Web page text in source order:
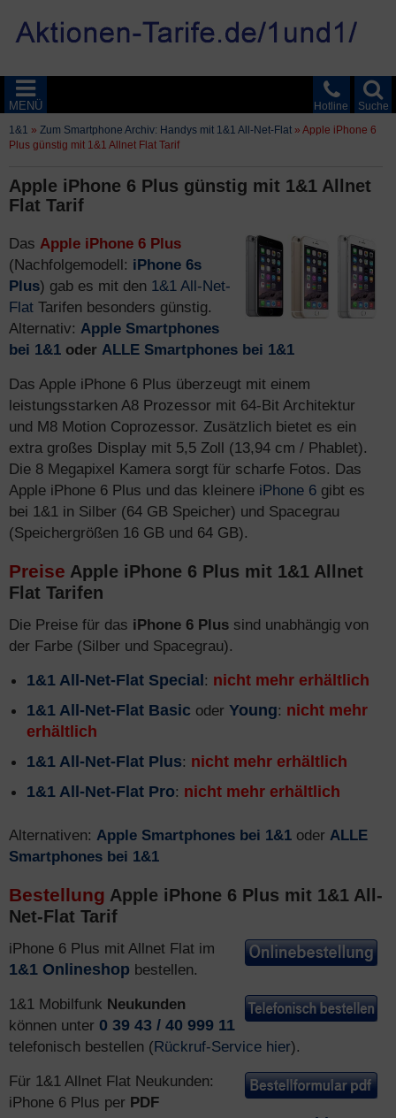
Suche
Hotline
MENÜ
1&1 » Zum Smartphone Archiv: Handys mit 1&1 All-Net-Flat » Apple iPhone 6
Plus günstig mit 1&1 Allnet Flat Tarif
Apple iPhone 6 Plus günstig mit 1&1 Allnet
Flat Tarif
Das Apple iPhone 6 Plus
(Nachfolgemodell: iPhone 6s
Plus) gab es mit den 1&1 All-Net-
Flat Tarifen besonders günstig.
Alternativ: Apple Smartphones
bei 1&1 oder ALLE Smartphones bei 1&1
Das Apple iPhone 6 Plus überzeugt mit einem
leistungsstarken A8 Prozessor mit 64-Bit Architektur
und M8 Motion Coprozessor. Zusätzlich bietet es ein
extra großes Display mit 5,5 Zoll (13,94 cm / Phablet).
Die 8 Megapixel Kamera sorgt für scharfe Fotos. Das
Apple iPhone 6 Plus und das kleinere iPhone 6 gibt es
bei 1&1 in Silber (64 GB Speicher) und Spacegrau
(Speichergrößen 16 GB und 64 GB).
Preise Apple iPhone 6 Plus mit 1&1 Allnet
Flat Tarifen
Die Preise für das iPhone 6 Plus sind unabhängig von
der Farbe (Silber und Spacegrau).
1&1 All-Net-Flat Special : nicht mehr erhältlich
1&1 All-Net-Flat Basic oder Young: nicht mehr
erhältlich
1&1 All-Net-Flat Plus: nicht mehr erhältlich
1&1 All-Net-Flat Pro: nicht mehr erhältlich
Alternativen: Apple Smartphones bei 1&1 oder ALLE
Smartphones bei 1&1
Bestellung Apple iPhone 6 Plus mit 1&1 All-
Net-Flat Tarif
iPhone 6 Plus mit Allnet Flat im
1&1 Onlineshop bestellen.
1&1 Mobilfunk Neukunden
können unter 0 39 43 / 40 999 11
telefonisch bestellen (Rückruf-Service hier).
Für 1&1 Allnet Flat Neukunden:
iPhone 6 Plus per PDF